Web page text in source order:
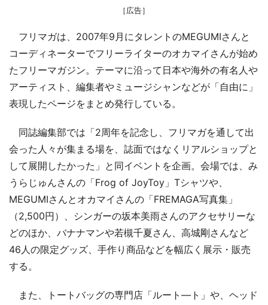
［広告］
フリマガは、2007年9月にタレントのMEGUMIさんと
コーディネーターでフリーライターのオカマイさんが始め
たフリーマガジン。テーマに沿って日本や海外の有名人や
アーティスト、編集者やミュージシャンなどが「自由に」
表現したページをまとめ発行している。
同誌編集部では「2周年を記念し、フリマガを通して出
会った人々が集まる場を、誌面ではなくリアルショップと
して展開したかった」と同イベントを企画。会場では、み
うらじゅんさんの「Frog of JoyToy」Tシャツや、
MEGUMIさんとオカマイさんの「FREMAGA写真集」
（2,500円）、シンガーの坂本美雨さんのアクセサリーな
どのほか、バナナマンや若槻千夏さん、高城剛さんなど
46人の限定グッズ、手作り商品などを幅広く展示・販売
する。
また、トートバッグの専門店「ルート―ト」や、ヘッド